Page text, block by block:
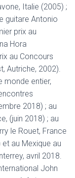
Italie (2005) ;
guitare Antonio
prix au
Hora
au Concours
Autriche, 2002).
monde entier,
2018) ; au
(juin 2018) ; au
le Rouet, France
au Mexique au
avril 2018.
John